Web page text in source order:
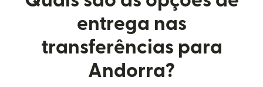
entrega nas
transferências para
Andorra?